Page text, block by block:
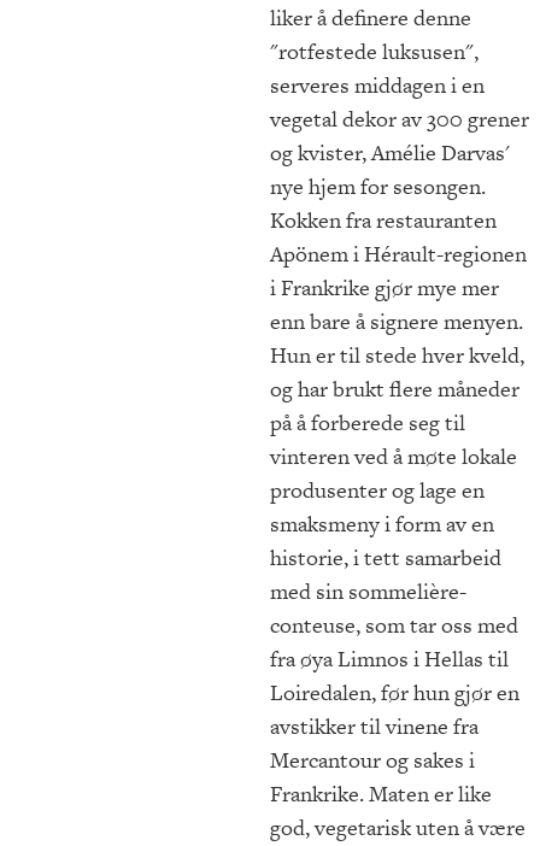
liker å definere denne
"rotfestede luksusen",
serveres middagen i en
vegetal dekor av 300 grener
og kvister, Amélie Darvas'
nye hjem for sesongen.
Kokken fra restauranten
Apönem i Hérault-regionen
i Frankrike gjør mye mer
enn bare å signere menyen.
Hun er til stede hver kveld,
og har brukt flere måneder
på å forberede seg til
vinteren ved å møte lokale
produsenter og lage en
smaksmeny i form av en
historie, i tett samarbeid
med sin sommelière-
conteuse, som tar oss med
fra øya Limnos i Hellas til
Loiredalen, før hun gjør en
avstikker til vinene fra
Mercantour og sakes i
Frankrike. Maten er like
god, vegetarisk uten å være